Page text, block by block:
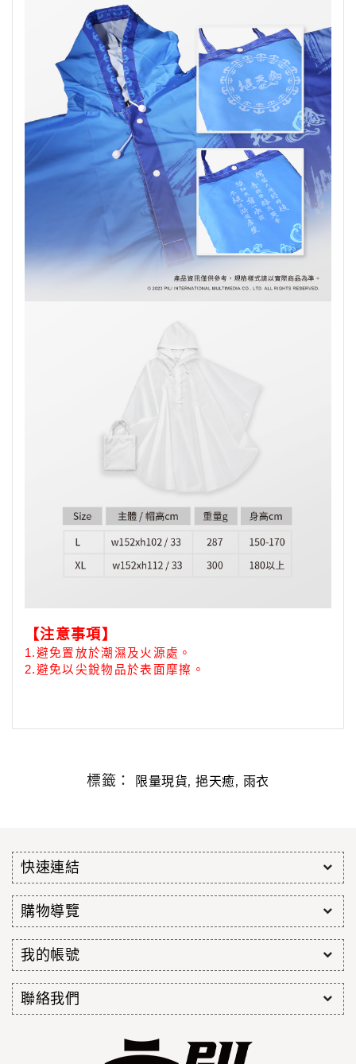
【注意事項】
1.避免置放於潮濕及火源處。
2.避免以尖銳物品於表面摩擦。
標籤： 限量現貨,挹天癒, 雨衣
快速連結
購物導覽
我的帳號
聯絡我們